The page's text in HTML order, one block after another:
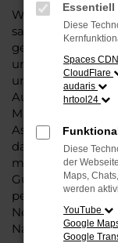
Wer Argumente
sammelt, wird
geschaffen für
und überzeugt
und die Liebe
Ausstattung in
Maßstäbe
dann ist da noch
mit der Zunge
Gütersloh ist eijn
perfekte Wahl,
Neuwagen
Nachlass bzw.
Essentiell
Diese
Spaces CDN
CloudFlare
audaris
hrtool24
Diese
der
Maps,
werden
YouTube
Google
Google